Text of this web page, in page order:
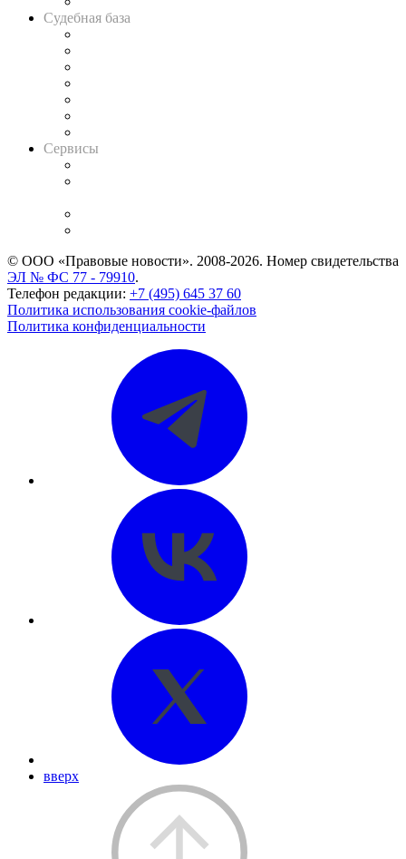
Судебная база
Сервисы
© ООО «Правовые новости». 2008-2026. Номер свидетельства
ЭЛ № ФС 77 - 79910.
Телефон редакции: +7 (495) 645 37 60
Политика использования cookie-файлов
Политика конфиденциальности
вверх